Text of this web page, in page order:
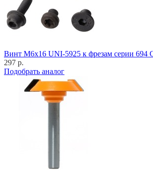
Винт M6x16 UNI-5925 к фрезам серии 694
297 р.
Подобрать аналог